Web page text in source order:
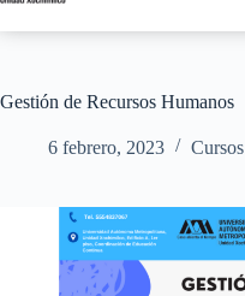
Gestión de Recursos Humanos
6 febrero, 2023 Cursos